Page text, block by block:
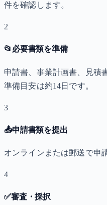
件を確認します。
2
📂 必要書類を準備
申請書、事業計画書、見積
準備目安は約14日です。
3
📤申請書類を提出
オンラインまたは郵送で申
4
✅審査・採択